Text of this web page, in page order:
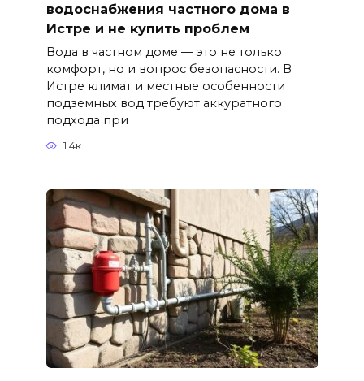
водоснабжения частного дома в
Истре и не купить проблем
Вода в частном доме — это не только
комфорт, но и вопрос безопасности. В
Истре климат и местные особенности
подземных вод требуют аккуратного
подхода при
1.4к.